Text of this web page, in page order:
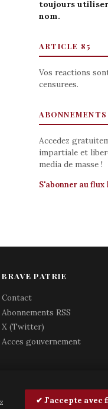
toujours
nom.
ARTICLE 85
Vos reactions
censurees.
ABONNEMENTS
Accedez
impartiale et
media de masse !
S'abonner au flux
BRAVE PATRIE
Contact
Abonnements RSS
X (Twitter)
Acces gouvernement
✔ J'accepte avec